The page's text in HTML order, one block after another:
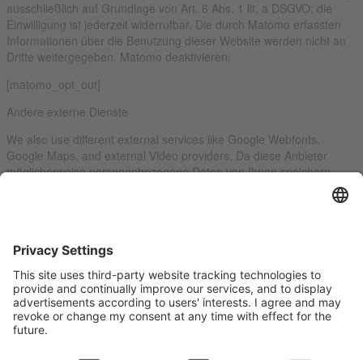
ausschließlich auf Grundlage von Art. 6 Abs. 1 lit. a DSGVO; die
Einwilligung ist jederzeit widerrufbar. Die durch Matomo erfassten
Informationen über die Benutzung dieser Website werden nicht an
Dritte weitergegeben. Matomo deaktivieren:
[matomo_opt_out]
Andere externe Dienste
We also use different external services like Google Webfonts,
Google Maps, and external Video providers. Da diese Anbieter
möglicherweise personenbezogene Daten von Ihnen speichern,
können Sie diese hier deaktivieren. Bitte beachten Sie, dass eine
Deaktivierung dieser Cookies die Funktionalität und das Aussehen
Click to enable/disable Google Webfonts.
Google Maps Einstellungen: